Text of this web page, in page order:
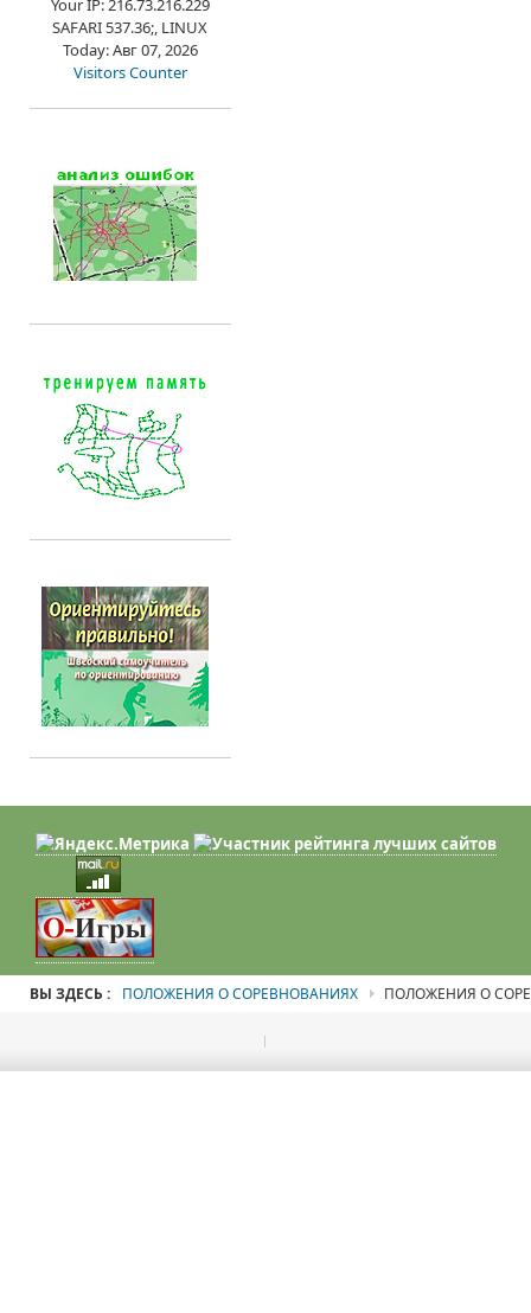
Your IP: 216.73.216.229
SAFARI 537.36;, LINUX
Today: Авг 07, 2026
Visitors Counter
ВЫ ЗДЕСЬ : ПОЛОЖЕНИЯ О СОРЕВНОВАНИЯХ ПОЛОЖЕНИЯ О